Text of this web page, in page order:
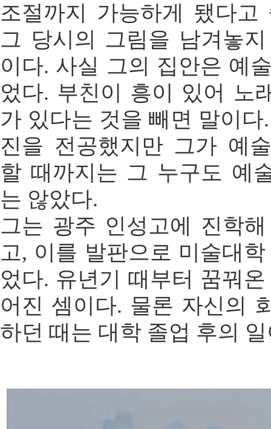
조절까지 가능하게 됐다
그 당시의 그림을 남겨놓
이다. 사실 그의 집안은 예
었다. 부친이 흥이 있어 노
가 있다는 것을 빼면 말이
진을 전공했지만 그가 예
할 때까지는 그 누구도 예
는 않았다.
그는 광주 인성고에 진학
고, 이를 발판으로 미술대
었다. 유년기 때부터 꿈꿔
어진 셈이다. 물론 자신의
하던 때는 대학 졸업 후의